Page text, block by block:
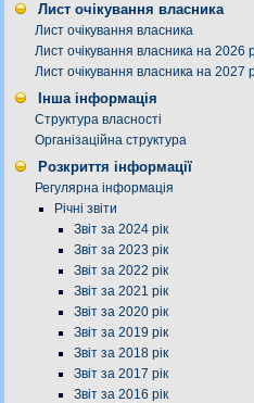
Лист очікування власника
Лист очікування власника
Лист очікування власника на 2026
Лист очікування власника на 2027
Інша інформація
Структура власності
Організаційна структура
Розкриття інформації
Регулярна інформація
Річні звіти
Звіт за 2024 рік
Звіт за 2023 рік
Звіт за 2022 рік
Звіт за 2021 рік
Звіт за 2020 рік
Звіт за 2019 рік
Звіт за 2018 рік
Звіт за 2017 рік
Звіт за 2016 рік